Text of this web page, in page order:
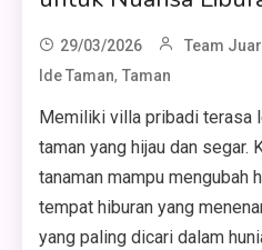
29/03/2026 Team
Ide Taman,Taman
Memiliki villa pribadi terasa
taman yang hijau dan segar.
tanaman mampu mengubah
tempat hiburan yang
yang paling dicari dalam